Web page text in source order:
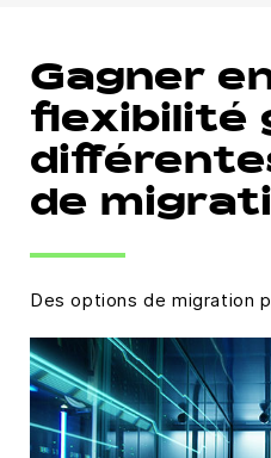
Gagner
flexibilité
de
Des options de migration